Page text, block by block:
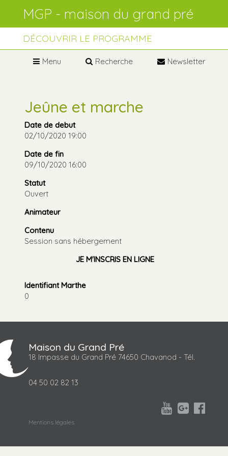
Aller
navigation
personnels
DÉCOUVRIR LE PROGRAMME
Menu Recherche Newsletter
Jeûne et marche
Date de debut
02/10/2020 19:00
Date de fin
09/10/2020 16:00
Statut
Ouvert
Animateur
Contenu
Session sans hébergement
JE M'INSCRIS EN LIGNE
Identifiant Marthe
0
Maison du Grand Pré
18 Impasse du Grand Pré 74650 Chavanod - Tél.
04 50 02 82 13



Mentions légales